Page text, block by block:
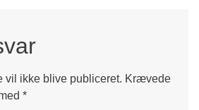
vil ikke blive publiceret. Krævede
*